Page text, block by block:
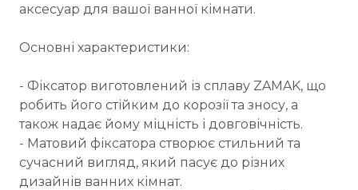
аксесуар для вашої ванної кімнати.
Основні характеристики:
- Фіксатор виготовлений із сплаву ZAMAK, що
робить його стійким до корозії та зносу, а
також надає йому міцність і довговічність.
- Матовий фіксатора створює стильний та
сучасний вигляд, який пасує до різних
дизайнів ванних кімнат.